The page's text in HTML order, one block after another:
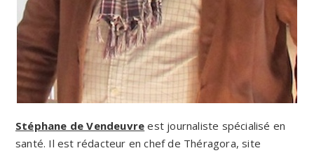
Stéphane de Vendeuvre est journaliste spécialisé en
santé. Il est rédacteur en chef de Théragora, site